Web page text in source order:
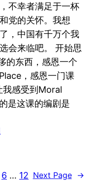
不幸者满足于一杯
党的关怀。我想
，中国有千万个我
会来临吧。 开始思
的东西，感恩一个
，感恩一门课
我感受到Moral
是这课的编剧是
6 … 12 Next Page →